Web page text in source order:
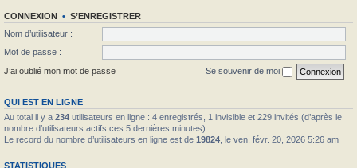
CONNEXION • S’ENREGISTRER
Nom d’utilisateur :
Mot de passe :
J’ai oublié mon mot de passe
Se souvenir de moi
QUI EST EN LIGNE
Au total il y a 234 utilisateurs en ligne : 4 enregistrés, 1 invisible et 229 invités (d’après le
nombre d’utilisateurs actifs ces 5 dernières minutes)
Le record du nombre d’utilisateurs en ligne est de 19824 , le ven. févr. 20, 2026 5:26 am
STATISTIQUES